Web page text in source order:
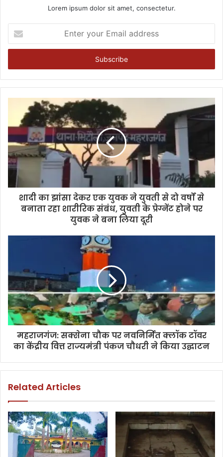
Lorem ipsum dolor sit amet, consectetur.
your
Email
शादी का झांसा देकर एक युवक ने युवती से दो वर्षों से
बनाता रहा शारीरिक संबंध, युवती के प्रेग्नेंट होने पर
युवक ने बना लिया दूरी
महराजगंज: सक्सेना चौक पर नवनिर्मित क्लॉक टॉवर
का केंद्रीय वित्त राज्यमंत्री पंकज चौधरी ने किया उद्घाटन
Related Articles